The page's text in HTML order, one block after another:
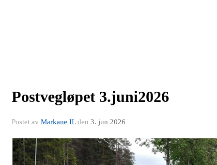
Postvegløpet 3.juni2026
Postet av Markane ILden 3. jun 2026